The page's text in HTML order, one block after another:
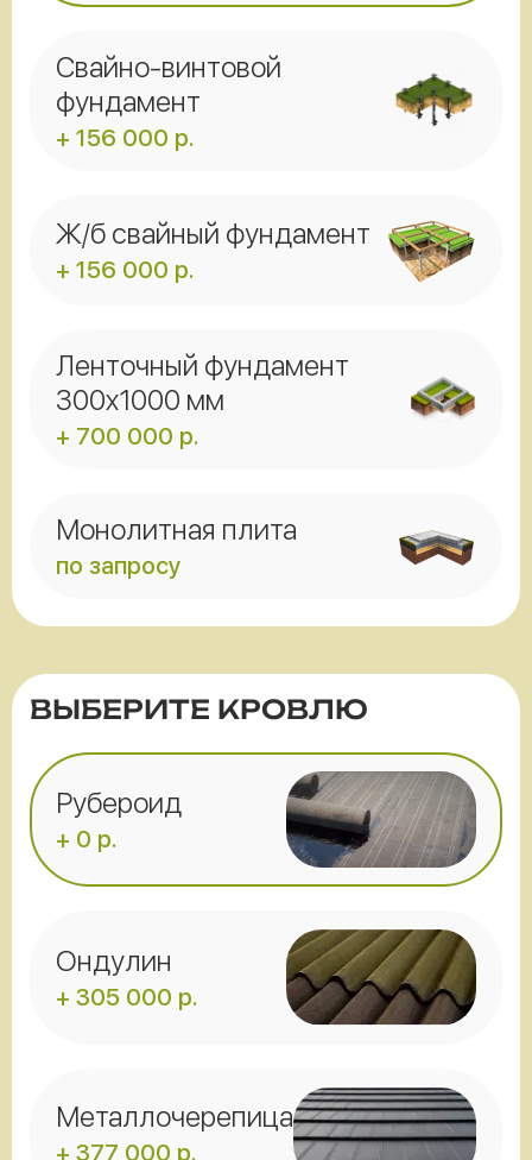
Свайно-винтовой
фундамент
+ 156 000 р.
Ж/б свайный фундамент
+ 156 000 р.
Ленточный фундамент
300x1000 мм
+ 700 000 р.
Монолитная плита
по запросу
ВЫБЕРИТЕ КРОВЛЮ
Рубероид
+ 0 р.
Ондулин
+ 305 000 р.
Металлочерепица
+ 377 000 р.